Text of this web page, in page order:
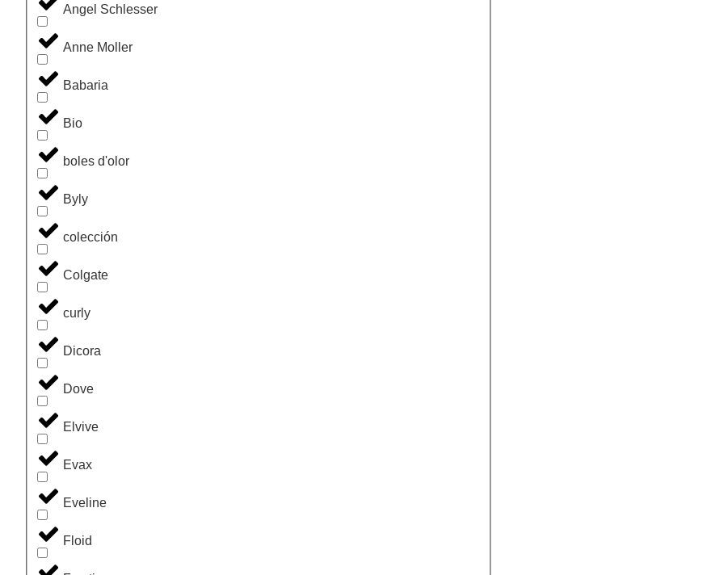
Angel Schlesser
Anne Moller
Babaria
Bio
boles d'olor
Byly
colección
Colgate
curly
Dicora
Dove
Elvive
Evax
Eveline
Floid